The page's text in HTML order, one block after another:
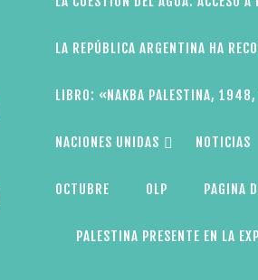
LA REPÚBLICA ARGENTINA HA
LIBRO: «NAKBA PALESTINA, 1948,
NACIONES UNIDAS NOTICIAS
OCTUBRE OLP PAGINA
PALESTINA PRESENTE EN LA